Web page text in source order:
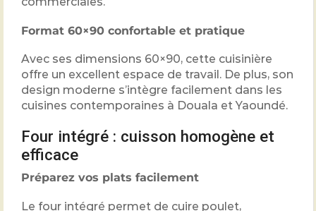
Format 60×90 confortable et pratique
Avec ses dimensions 60×90, cette cuisinière
offre un excellent espace de travail. De plus, son
design moderne s’intègre facilement dans les
cuisines contemporaines à Douala et Yaoundé.
Four intégré : cuisson homogène et
efficace
Préparez vos plats facilement
Le four intégré permet de cuire poulet,